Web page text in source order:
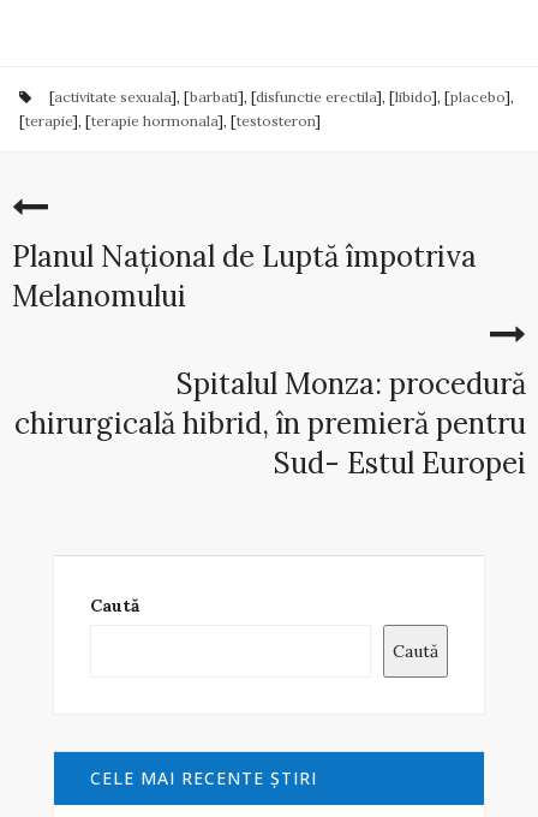
[activitate sexuala], [barbati], [disfunctie erectila], [libido], [placebo],
[terapie], [terapie hormonala], [testosteron]
Planul Național de Luptă împotriva
Melanomului
Spitalul Monza: procedură
chirurgicală hibrid, în premieră pentru
Sud- Estul Europei
Caută
Caută
CELE MAI RECENTE ŞTIRI